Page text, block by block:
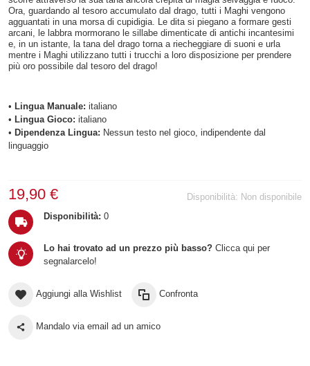
Ora, guardando al tesoro accumulato dal drago, tutti i Maghi vengono
agguantati in una morsa di cupidigia. Le dita si piegano a formare gesti
arcani, le labbra mormorano le sillabe dimenticate di antichi incantesimi
e, in un istante, la tana del drago torna a riecheggiare di suoni e urla
mentre i Maghi utilizzano tutti i trucchi a loro disposizione per prendere
più oro possibile dal tesoro del drago!
• Lingua Manuale: italiano
• Lingua Gioco: italiano
• Dipendenza Lingua: Nessun testo nel gioco, indipendente dal
linguaggio
Disponibilità: Non disponibile
19,90 €
Disponibilità: 0
Lo hai trovato ad un prezzo più basso? Clicca qui per
segnalarcelo!
Aggiungi alla Wishlist Confronta
Mandalo via email ad un amico